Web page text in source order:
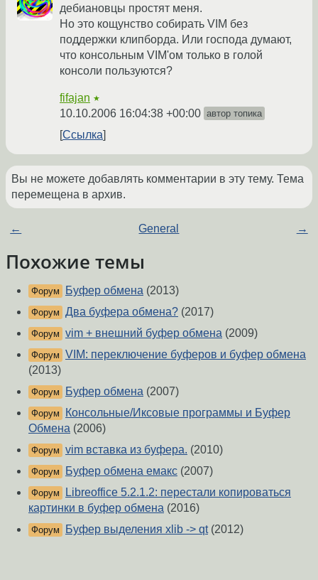
дебиановцы простят меня.
Но это кощунство собирать VIM без
поддержки клипборда. Или господа думают,
что консольным VIM'ом только в голой
консоли пользуются?
fifajan ★
10.10.2006 16:04:38 +00:00 автор топика
Ссылка
Вы не можете добавлять комментарии в эту тему. Тема
перемещена в архив.
← General →
Похожие темы
Форум Буфер обмена (2013)
Форум Два буфера обмена? (2017)
Форум vim + внешний буфер обмена (2009)
Форум VIM: переключение буферов и буфер обмена
(2013)
Форум Буфер обмена (2007)
Форум
Консольные/Иксовые программы и Буфер
Обмена (2006)
Форум vim вставка из буфера. (2010)
Форум Буфер обмена емакс (2007)
Форум
Libreoffice 5.2.1.2: перестали копироваться
картинки в буфер обмена (2016)
Форум Буфер выделения xlib -> qt(2012)